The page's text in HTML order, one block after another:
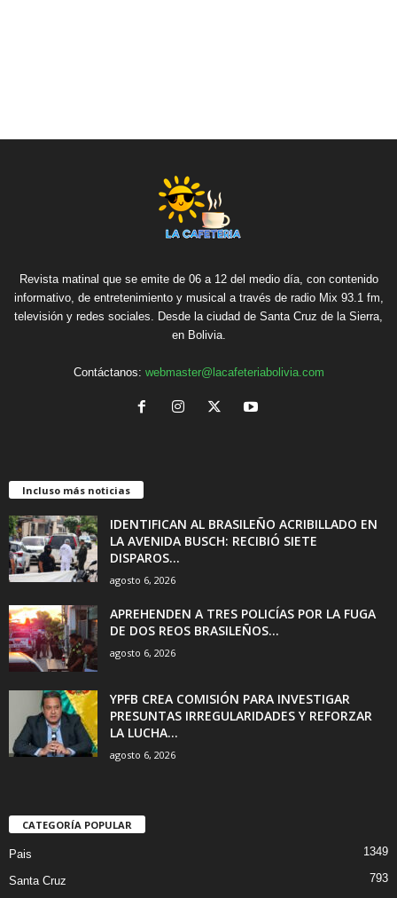
Revista matinal que se emite de 06 a 12 del medio día, con contenido
informativo, de entretenimiento y musical a través de radio Mix 93.1 fm,
televisión y redes sociales. Desde la ciudad de Santa Cruz de la Sierra,
en Bolivia.
Contáctanos: webmaster@lacafeteriabolivia.com
Incluso más noticias
IDENTIFICAN AL BRASILEÑO ACRIBILLADO EN
LA AVENIDA BUSCH: RECIBIÓ SIETE
DISPAROS...
agosto 6, 2026
APREHENDEN A TRES POLICÍAS POR LA FUGA
DE DOS REOS BRASILEÑOS...
agosto 6, 2026
YPFB CREA COMISIÓN PARA INVESTIGAR
PRESUNTAS IRREGULARIDADES Y REFORZAR
LA LUCHA...
agosto 6, 2026
CATEGORÍA POPULAR
Pais 1349
Santa Cruz 793